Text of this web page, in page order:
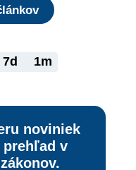
7d 1m
noviniek
prehľad v